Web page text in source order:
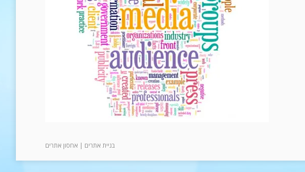
בניית אתרים | אחסון אתרים